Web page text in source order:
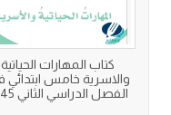
كتاب المهارات الحياتية
الفصل الدراسي الثاني 1445